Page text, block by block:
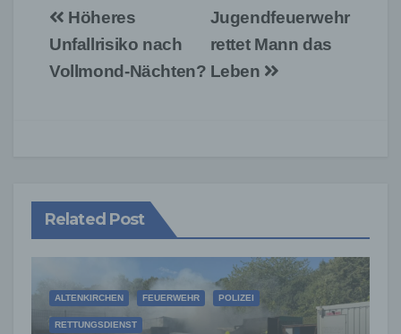
Beitragsnavigation
Jugendfeuerwehr
rettet Mann das
Leben
Höheres
Unfallrisiko nach
Vollmond-Nächten?
Related Post
ALTENKIRCHEN FEUERWEHR POLIZEI
RETTUNGSDIENST